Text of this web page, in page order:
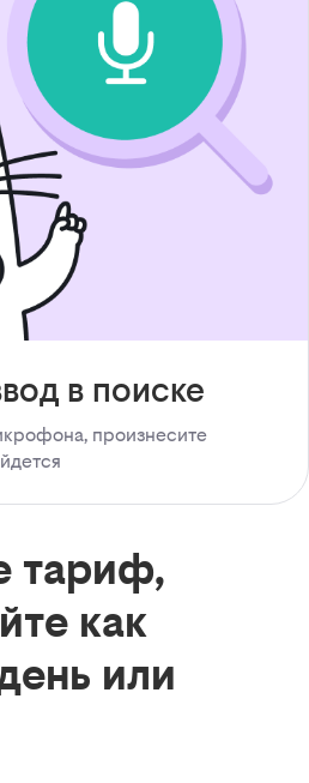
в поиске
произнесите
тариф,
как
или